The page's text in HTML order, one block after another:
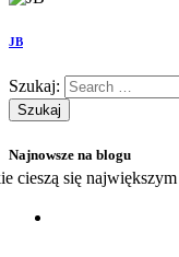
JB
Szukaj:
Najnowsze na blogu